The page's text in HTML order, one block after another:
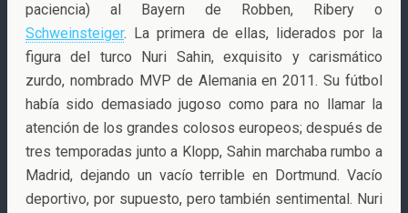
paciencia) al Bayern de Robben, Ribery o
Schweinsteiger. La primera de ellas, liderados por la
figura del turco Nuri Sahin, exquisito y carismático
zurdo, nombrado MVP de Alemania en 2011. Su fútbol
había sido demasiado jugoso como para no llamar la
atención de los grandes colosos europeos; después de
tres temporadas junto a Klopp, Sahin marchaba rumbo a
Madrid, dejando un vacío terrible en Dortmund. Vacío
deportivo, por supuesto, pero también sentimental. Nuri